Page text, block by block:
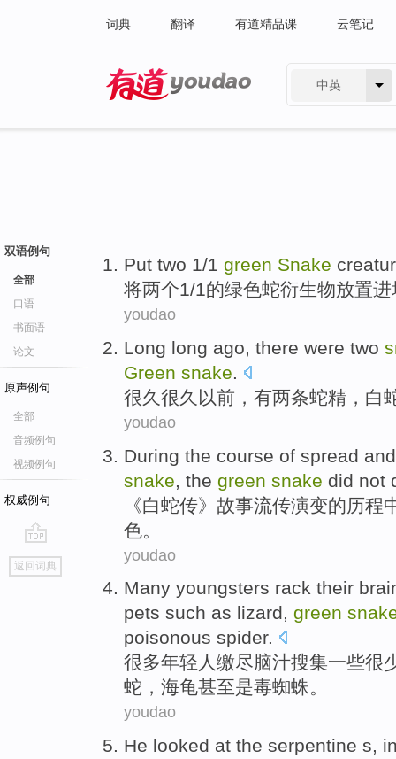
词典 翻译 有道精品课 云笔记
中英
双语例句
全部
口语
书面语
论文
原声例句
全部
音频例句
视频例句
权威例句
go
top
返回词典
Put two 1/1 green Snake
将两个1/1的绿色蛇衍生物放置进
youdao
Long long ago, there were two
Green snake.
很久 很久 以前 ， 有两条蛇精 ， 白
youdao
During the course of spread and
snake , the green snake did not
《白蛇传》 故事流传演变的历程
色。
youdao
Many youngsters rack their
pets such as lizard, green
poisonous spider.
很多年轻人 缴尽脑汁搜集一些很
蛇 ， 海龟甚至是毒蜘蛛。
youdao
He looked at the serpentine s,